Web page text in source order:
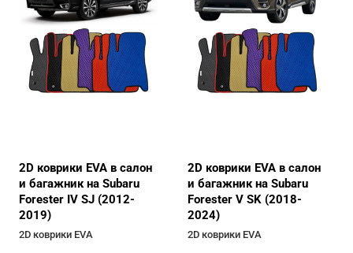
2D коврики EVA в салон
и багажник на Subaru
Forester IV SJ (2012-
2019)
2D коврики EVA
2D коврики EVA в салон
и багажник на Subaru
Forester V SK (2018-
2024)
2D коврики EVA